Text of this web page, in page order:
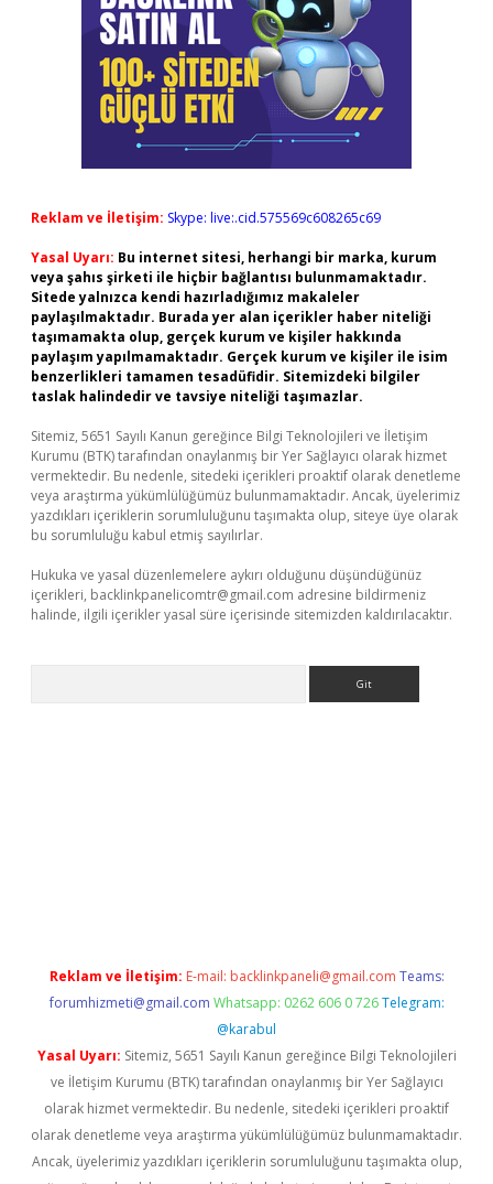
Reklam ve İletişim: Skype: live:.cid.575569c608265c69
Yasal Uyarı: Bu internet sitesi, herhangi bir marka, kurum
veya şahıs şirketi ile hiçbir bağlantısı bulunmamaktadır.
Sitede yalnızca kendi hazırladığımız makaleler
paylaşılmaktadır. Burada yer alan içerikler haber niteliği
taşımamakta olup, gerçek kurum ve kişiler hakkında
paylaşım yapılmamaktadır. Gerçek kurum ve kişiler ile isim
benzerlikleri tamamen tesadüfidir. Sitemizdeki bilgiler
taslak halindedir ve tavsiye niteliği taşımazlar.
Sitemiz, 5651 Sayılı Kanun gereğince Bilgi Teknolojileri ve İletişim
Kurumu (BTK) tarafından onaylanmış bir Yer Sağlayıcı olarak hizmet
vermektedir. Bu nedenle, sitedeki içerikleri proaktif olarak denetleme
veya araştırma yükümlülüğümüz bulunmamaktadır. Ancak, üyelerimiz
yazdıkları içeriklerin sorumluluğunu taşımakta olup, siteye üye olarak
bu sorumluluğu kabul etmiş sayılırlar.
Hukuka ve yasal düzenlemelere aykırı olduğunu düşündüğünüz
içerikleri, backlinkpanelicomtr@gmail.com adresine bildirmeniz
halinde, ilgili içerikler yasal süre içerisinde sitemizden kaldırılacaktır.
Reklam ve İletişim: E-mail: backlinkpaneli@gmail.com Teams:
forumhizmeti@gmail.com Whatsapp: 0262 606 0 726 Telegram:
@karabul
Yasal Uyarı: Sitemiz, 5651 Sayılı Kanun gereğince Bilgi Teknolojileri
ve İletişim Kurumu (BTK) tarafından onaylanmış bir Yer Sağlayıcı
olarak hizmet vermektedir. Bu nedenle, sitedeki içerikleri proaktif
olarak denetleme veya araştırma yükümlülüğümüz bulunmamaktadır.
Ancak, üyelerimiz yazdıkları içeriklerin sorumluluğunu taşımakta olup,